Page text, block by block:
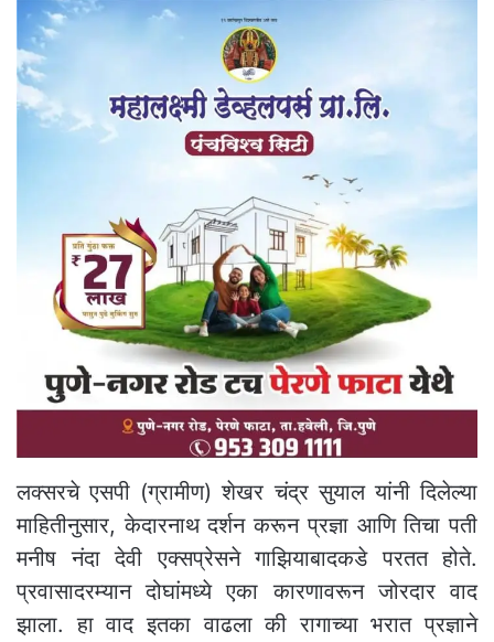
लक्सरचे एसपी (ग्रामीण) शेखर चंद्र सुयाल यांनी दिलेल्या
माहितीनुसार, केदारनाथ दर्शन करून प्रज्ञा आणि तिचा पती
मनीष नंदा देवी एक्सप्रेसने गाझियाबादकडे परतत होते.
प्रवासादरम्यान दोघांमध्ये एका कारणावरून जोरदार वाद
झाला. हा वाद इतका वाढला की रागाच्या भरात प्रज्ञाने